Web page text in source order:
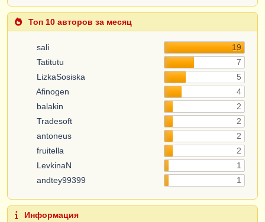
Топ 10 авторов за месяц
sali
19
Tatitutu
7
LizkaSosiska
5
Afinogen
4
balakin
2
Tradesoft
2
antoneus
2
fruitella
2
LevkinaN
1
andtey99399
1
Информация